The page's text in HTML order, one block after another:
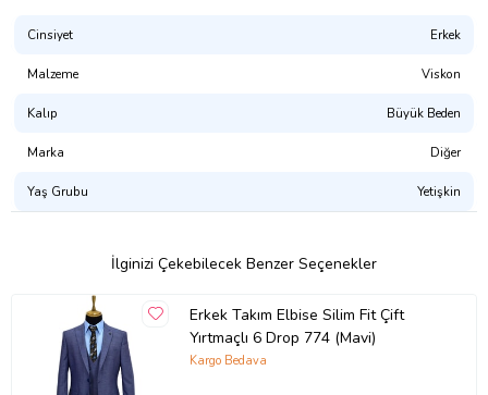
Cinsiyet Erkek
Malzeme Viskon
Kalıp Büyük Beden
Marka Diğer
Yaş Grubu Yetişkin
İlginizi Çekebilecek Benzer Seçenekler
Erkek Takım Elbise Silim Fit Çift
Yırtmaçlı 6 Drop 774 (Mavi)
Kargo Bedava